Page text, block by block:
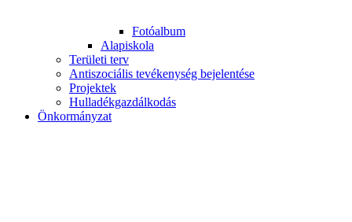
Fotóalbum
Alapiskola
Területi terv
Antiszociális tevékenység bejelentése
Projektek
Hulladékgazdálkodás
Önkormányzat